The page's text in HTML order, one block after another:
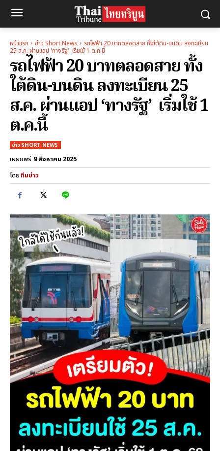
หน้าแรก ข่าว Short News
รถไฟฟ้า 20 บาทตลอดสาย ทั้งใต้ดิน-บนดิน ลงทะเบียน
25 ส.ค. ผ่านแอป 'ทางรัฐ' เริ่มใช้ 1 ต.ค.นี้
รถไฟฟ้า 20 บาทตลอดสาย ทั้ง
ใต้ดิน-บนดิน ลงทะเบียน 25
ส.ค. ผ่านแอป ‘ทางรัฐ’ เริ่มใช้ 1
ต.ค.นี้
ข่าว SHORT NEWS
เผยแพร่ 9 สิงหาคม 2025
โดยทีมข่าว